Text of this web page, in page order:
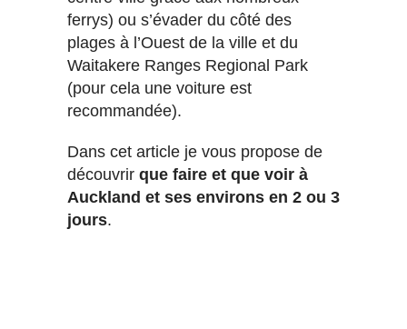
ferrys) ou s’évader du côté des
plages à l’Ouest de la ville et du
Waitakere Ranges Regional Park
(pour cela une voiture est
recommandée).
Dans cet article je vous propose de
découvrir que faire et que voir à
Auckland et ses environs en 2 ou 3
jours.